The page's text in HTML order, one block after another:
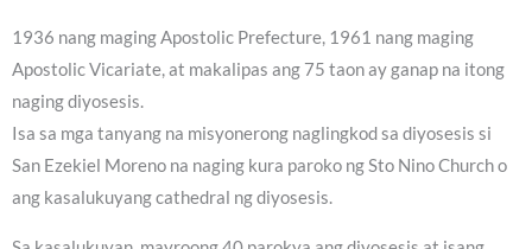
1936 nang maging Apostolic Prefecture, 1961 nang maging
Apostolic Vicariate, at makalipas ang 75 taon ay ganap na itong
naging diyosesis.
Isa sa mga tanyang na misyonerong naglingkod sa diyosesis si
San Ezekiel Moreno na naging kura paroko ng Sto Nino Church o
ang kasalukuyang cathedral ng diyosesis.